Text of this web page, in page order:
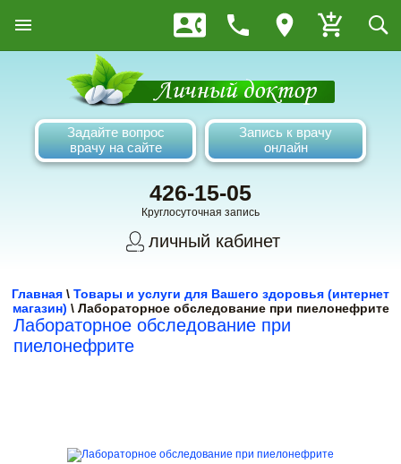
Задайте вопрос
врачу на сайте
Запись к врачу
онлайн
426-15-05
Круглосуточная запись
личный кабинет
Главная \ Товары и услуги для Вашего здоровья (интернет
магазин) \ Лабораторное обследование при пиелонефрите
Лабораторное обследование при
пиелонефрите